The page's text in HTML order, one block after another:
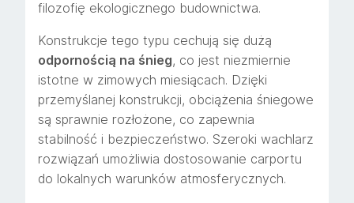
filozofię ekologicznego budownictwa.
Konstrukcje tego typu cechują się dużą
odpornością na śnieg, co jest niezmiernie
istotne w zimowych miesiącach. Dzięki
przemyślanej konstrukcji, obciążenia śniegowe
są sprawnie rozłożone, co zapewnia
stabilność i bezpieczeństwo. Szeroki wachlarz
rozwiązań umożliwia dostosowanie carportu
do lokalnych warunków atmosferycznych.